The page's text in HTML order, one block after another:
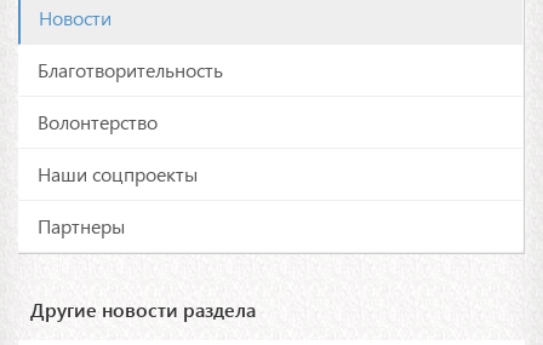
Новости
Благотворительность
Волонтерство
Наши соцпроекты
Партнеры
Другие новости раздела